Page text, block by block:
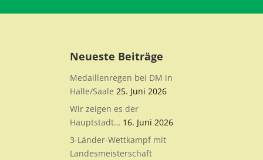
Neueste Beiträge
Medaillenregen bei DM in
Halle/Saale 25. Juni 2026
Wir zeigen es der
Hauptstadt… 16. Juni 2026
3-Länder-Wettkampf mit
Landesmeisterschaft